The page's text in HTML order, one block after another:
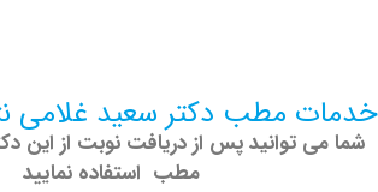
مطب دکتر سعید غلامی نژاد
توانید پس از دریافت نوبت از این دکتر از
مطب استفاده نمایید